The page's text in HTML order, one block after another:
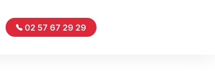
02 57 67 29 29